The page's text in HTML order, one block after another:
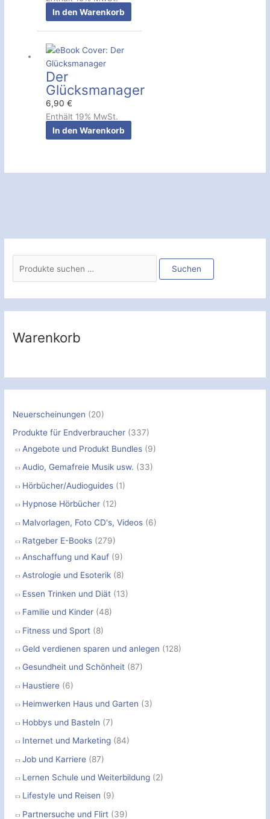
In den Warenkorb
Der
Glücksmanager
6,90 €
Enthält 19% MwSt.
In den Warenkorb
e
n
c
h
Suchen
Warenkorb
Neuerscheinungen (20)
Produkte für Endverbraucher (337)
Angebote und Produkt Bundles (9)
Audio, Gemafreie Musik usw. (33)
Hörbücher/Audioguides (1)
Hypnose Hörbücher (12)
Malvorlagen, Foto CD's, Videos (6)
Ratgeber E-Books (279)
Anschaffung und Kauf (9)
Astrologie und Esoterik (8)
Essen Trinken und Diät (13)
Familie und Kinder (48)
Fitness und Sport (8)
Geld verdienen sparen und anlegen (128)
Gesundheit und Schönheit (87)
Haustiere (6)
Heimwerken Haus und Garten (3)
Hobbys und Basteln (7)
Internet und Marketing (84)
Job und Karriere (87)
Lernen Schule und Weiterbildung (2)
Lifestyle und Reisen (9)
Partnersuche und Flirt (39)